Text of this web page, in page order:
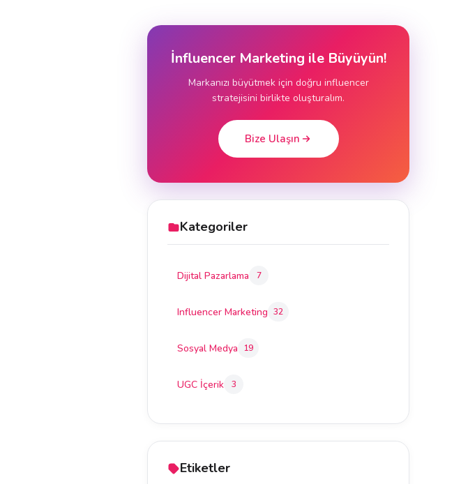
İnfluencer Marketing ile Büyüyün!
Markanızı büyütmek için doğru influencer
stratejisini birlikte oluşturalım.
Bize Ulaşın
Kategoriler
Dijital Pazarlama 7
Influencer Marketing 32
Sosyal Medya 19
UGC İçerik 3
Etiketler